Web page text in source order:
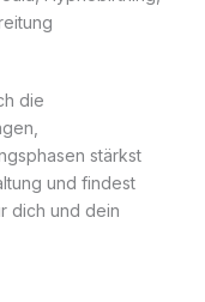
die
stärkst
und findest
dich und dein